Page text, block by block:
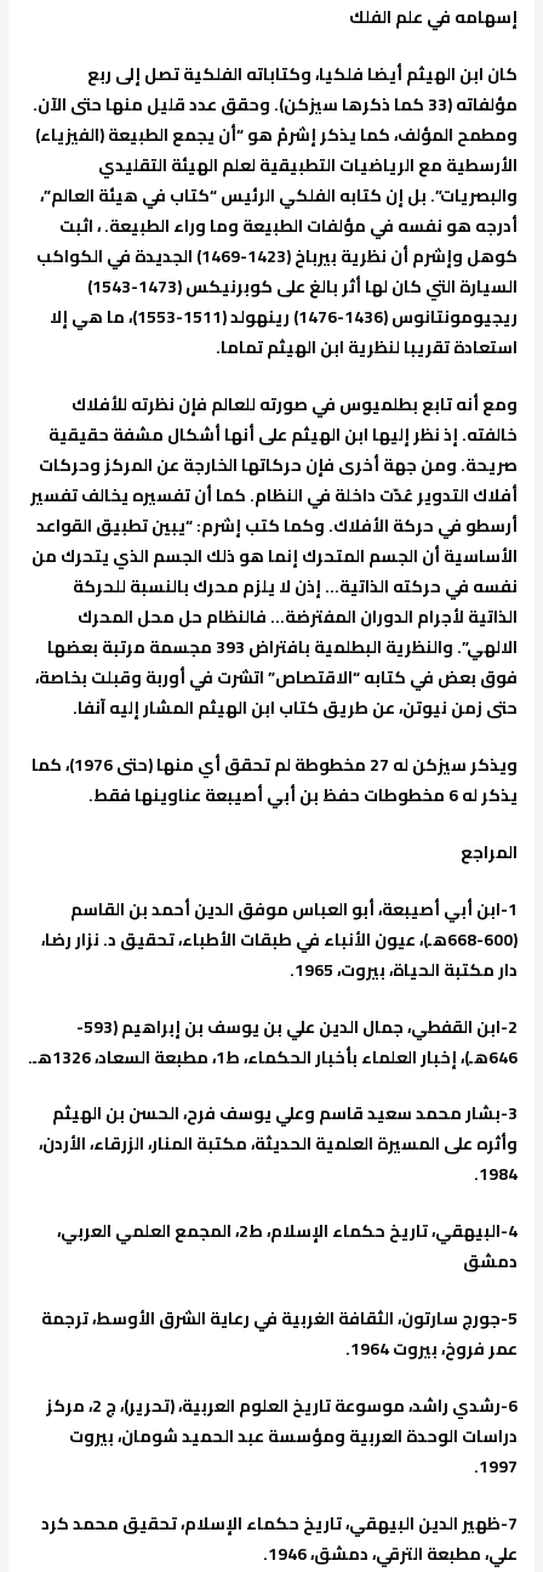
إسهامه في علم الفلك
كان ابن الهيثم أيضا فلكيا، وكتاباته الفلكية تصل إلى ربع
مؤلفاته (33 كما ذكرها سيزكن). وحقق عدد قليل منها حتى الآن.
ومطمح المؤلف، كما يذكر إشرمْ هو “أن يجمع الطبيعة (الفيزياء)
الأرسطية مع الرياضيات التطبيقية لعلم الهيئة التقليدي
والبصريات”. بل إن كتابه الفلكي الرئيس “كتاب في هيئة العالم”،
أدرجه هو نفسه في مؤلفات الطبيعة وما وراء الطبيعة. ، اثبت
كوهل وإشرم أن نظرية بيرباخ (1423-1469) الجديدة في الكواكب
السيارة التي كان لها أثر بالغ على كوبرنيكس (1473-1543)
ريجيومونتانوس (1436-1476) رينهولد (1511-1553)، ما هي إلا
استعادة تقريبا لنظرية ابن الهيثم تماما.
ومع أنه تابع بطلميوس في صورته للعالم فإن نظرته للأفلاك
خالفته. إذ نظر إليها ابن الهيثم على أنها أشكال مشفة حقيقية
صريحة. ومن جهة أخرى فإن حركاتها الخارجة عن المركز وحركات
أفلاك التدوير عُدّت داخلة في النظام. كما أن تفسيره يخالف تفسير
أرسطو في حركة الأفلاك. وكما كتب إشرم: “يبين تطبيق القواعد
الأساسية أن الجسم المتحرك إنما هو ذلك الجسم الذي يتحرك من
نفسه في حركته الذاتية… إذن لا يلزم محرك بالنسبة للحركة
الذاتية لأجرام الدوران المفترضة… فالنظام حل محل المحرك
الالهي”. والنظرية البطلمية بافتراض 393 مجسمة مرتبة بعضها
فوق بعض في كتابه “الاقتصاص” اتشرت في أوربة وقبلت بخاصة،
حتى زمن نيوتن، عن طريق كتاب ابن الهيثم المشار إليه آنفا.
ويذكر سيزكن له 27 مخطوطة لم تحقق أي منها (حتى 1976)، كما
يذكر له 6 مخطوطات حفظ بن أبي أصيبعة عناوينها فقط.
المراجع
1-ابن أبي أصيبعة، أبو العباس موفق الدين أحمد بن القاسم
(600-668هـ)، عيون الأنباء في طبقات الأطباء، تحقيق د. نزار رضا،
دار مكتبة الحياة، بيروت، 1965.
2-ابن القفطي، جمال الدين علي بن يوسف بن إبراهيم (593-
646هـ)، إخبار العلماء بأخبار الحكماء، ط1، مطبعة السعاد، 1326هـ.
3-بشار محمد سعيد قاسم وعلي يوسف فرح، الحسن بن الهيثم
وأثره على المسيرة العلمية الحديثة، مكتبة المنار، الزرقاء، الأردن،
1984.
4-البيهقي، تاريخ حكماء الإسلام، ط2، المجمع العلمي العربي،
دمشق
5-جورج سارتون، الثقافة الغربية في رعاية الشرق الأوسط، ترجمة
عمر فروخ، بيروت 1964.
6-رشدي راشد، موسوعة تاريخ العلوم العربية، (تحرير)، ج 2، مركز
دراسات الوحدة العربية ومؤسسة عبد الحميد شومان، بيروت
1997.
7-ظهير الدين البيهقي، تاريخ حكماء الإسلام، تحقيق محمد كرد
علي، مطبعة الترقي، دمشق، 1946.